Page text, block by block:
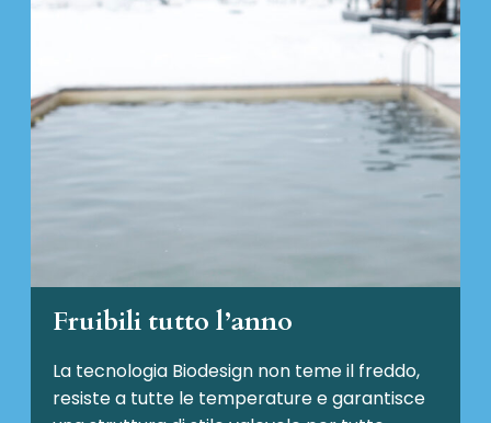
Fruibili tutto l’anno
La tecnologia Biodesign non teme il freddo,
resiste a tutte le temperature e garantisce